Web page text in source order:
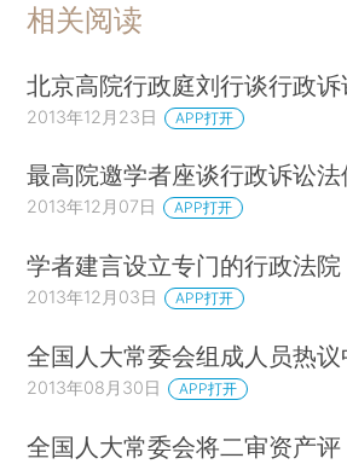
相关阅读
北京高院行政庭刘行谈行政
2013年12月23日 APP打开
最高院邀学者座谈行政诉讼法
2013年12月07日 APP打开
学者建言设立专门的行政法院
2013年12月03日 APP打开
全国人大常委会组成人员热
2013年08月30日 APP打开
全国人大常委会将二审资产评